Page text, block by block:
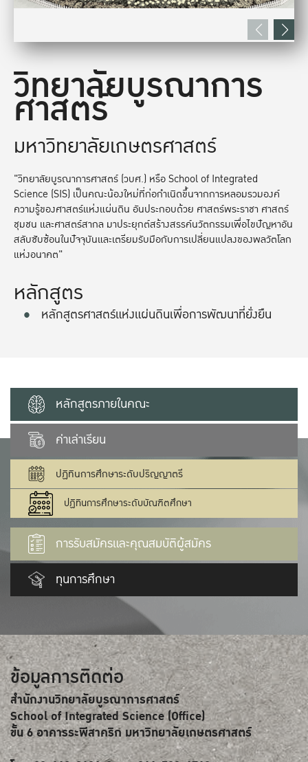
วิทยาลัยบูรณาการ
ศาสตร์
มหาวิทยาลัยเกษตรศาสตร์
"วิทยาลัยบูรณาการศาสตร์ (วบศ.) หรือ School of Integrated
Science (SIS) เป็นคณะน้องใหม่ที่ก่อกำเนิดขึ้นจากการหลอมรวมองค์
ความรู้ของศาสตร์แห่งแผ่นดิน อันประกอบด้วย ศาสตร์พระราชา ศาสตร์
ชุมชน และศาสตร์สากล มาประยุกต์สร้างสรรค์นวัตกรรมเพื่อไขปัญหาอัน
สลับซับซ้อนในปัจจุบันและเตรียมรับมือกับการเปลี่ยนแปลงของพลวัตโลก
แห่งอนาคต"
หลักสูตร
หลักสูตรศาสตร์แห่งแผ่นดินเพื่อการพัฒนาที่ยั่งยืน
หลักสูตรภายในคณะ
ค่าเล่าเรียน
ปฏิทินการศึกษาระดับปริญญาตรี
ปฏิทินการศึกษาระดับบัณฑิตศึกษา
การรับสมัครและคุณสมบัติผู้สมัคร
ทุนการศึกษา
ข้อมูลการติดต่อ
สำนักงานวิทยาลัยบูรณาการศาสตร์
School of Integrated Science (Office)
ขั้น 6 อาคารระพีสาคริก มหาวิทยาลัยเกษตรศาสตร์